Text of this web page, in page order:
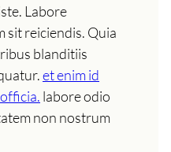
Labore
sit reiciendis. Quia
blanditiis
et enim id
labore odio
non nostrum